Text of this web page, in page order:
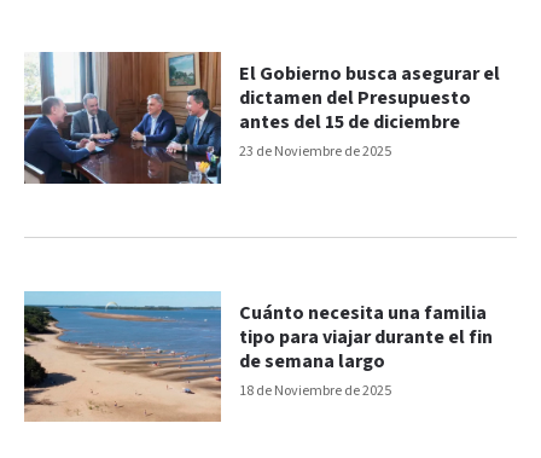
23 de Noviembre de 2025
El Gobierno busca asegurar el
dictamen del Presupuesto
antes del 15 de diciembre
18 de Noviembre de 2025
Cuánto necesita una familia
tipo para viajar durante el fin
de semana largo